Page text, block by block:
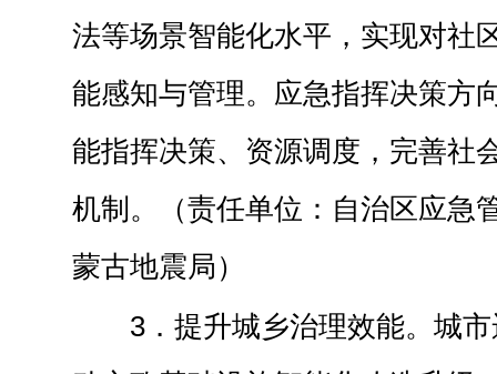
法等场景智能化水平，实现对社
能感知与管理。应急指挥决策方
能指挥决策、资源调度，完善社
机制。（责任单位：自治区应急
蒙古地震局）
3．提升城乡治理效能。城